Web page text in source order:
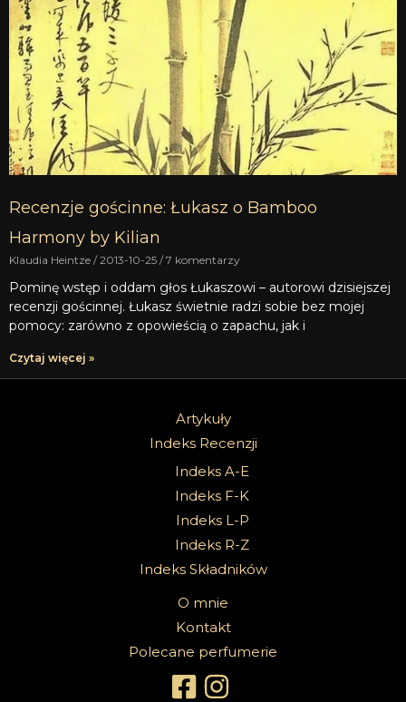
Recenzje gościnne: Łukasz o Bamboo
Harmony by Kilian
Klaudia Heintze 2013-10-25 7 komentarzy
Pominę wstęp i oddam głos Łukaszowi – autorowi dzisiejszej
recenzji gościnnej. Łukasz świetnie radzi sobie bez mojej
pomocy: zarówno z opowieścią o zapachu, jak i
Czytaj więcej »
Artykuły
Indeks Recenzji
Indeks A-E
Indeks F-K
Indeks L-P
Indeks R-Z
Indeks Składników
O mnie
Kontakt
Polecane perfumerie